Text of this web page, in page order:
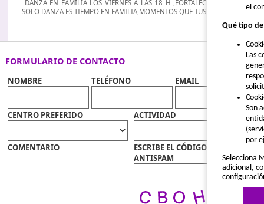
DANZA EN FAMILIA LOS VIERNES A LAS 18 H ,FORTALECE EL VINCULO
SOLO DANZA ES TIEMPO EN FAMILIA,MOMENTOS QUE TUS HIJOS NO
FORMULARIO DE CONTACTO
NOMBRE TELÉFONO EMAIL
CENTRO PREFERIDO ACTIVIDAD
COMENTARIO
ESCRIBE EL CÓDIGO
ANTISPAM
el
Qué tipo
Las
Son
por
Selecciona
adicional,